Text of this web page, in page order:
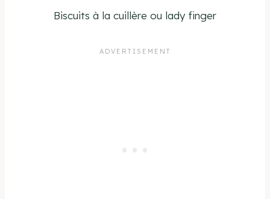
Biscuits à la cuillère ou lady finger